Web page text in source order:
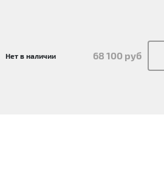
Нет в наличии 68 100 руб